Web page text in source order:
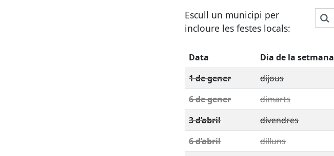
Escull un municipi per
incloure les festes locals:
Data Dia de la setmana
1 de gener
dijous
6 de gener
dimarts
3 d’abril
divendres
6 d’abril
dilluns